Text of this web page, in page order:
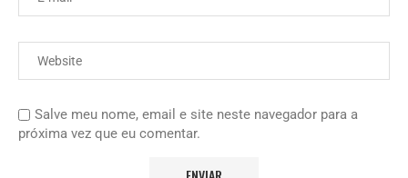
Salve meu nome, email e site neste navegador para a
próxima vez que eu comentar.